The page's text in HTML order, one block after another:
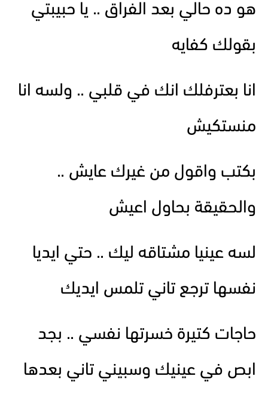
هو ده حالي بعد الفراق .. يا حبيبتي
بقولك كفايه
انا بعترفلك انك في قلبي .. ولسه انا
منستكيش
بكتب واقول من غيرك عايش ..
والحقيقة بحاول اعيش
لسه عينيا مشتاقه ليك .. حتي ايديا
نفسها ترجع تاني تلمس ايديك
حاجات كتيرة خسرتها نفسي .. بجد
ابص في عينيك وسبيني تاني بعدها